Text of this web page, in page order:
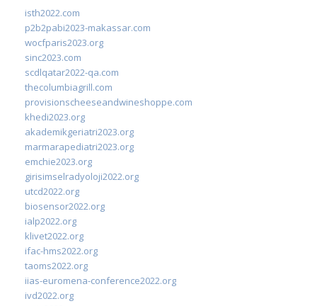
isth2022.com
p2b2pabi2023-makassar.com
wocfparis2023.org
sinc2023.com
scdlqatar2022-qa.com
thecolumbiagrill.com
provisionscheeseandwineshoppe.com
khedi2023.org
akademikgeriatri2023.org
marmarapediatri2023.org
emchie2023.org
girisimselradyoloji2022.org
utcd2022.org
biosensor2022.org
ialp2022.org
klivet2022.org
ifac-hms2022.org
taoms2022.org
iias-euromena-conference2022.org
ivd2022.org